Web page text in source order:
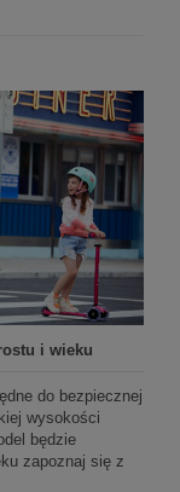
i wieku
do bezpiecznej
wysokości
będzie
zapoznaj się z